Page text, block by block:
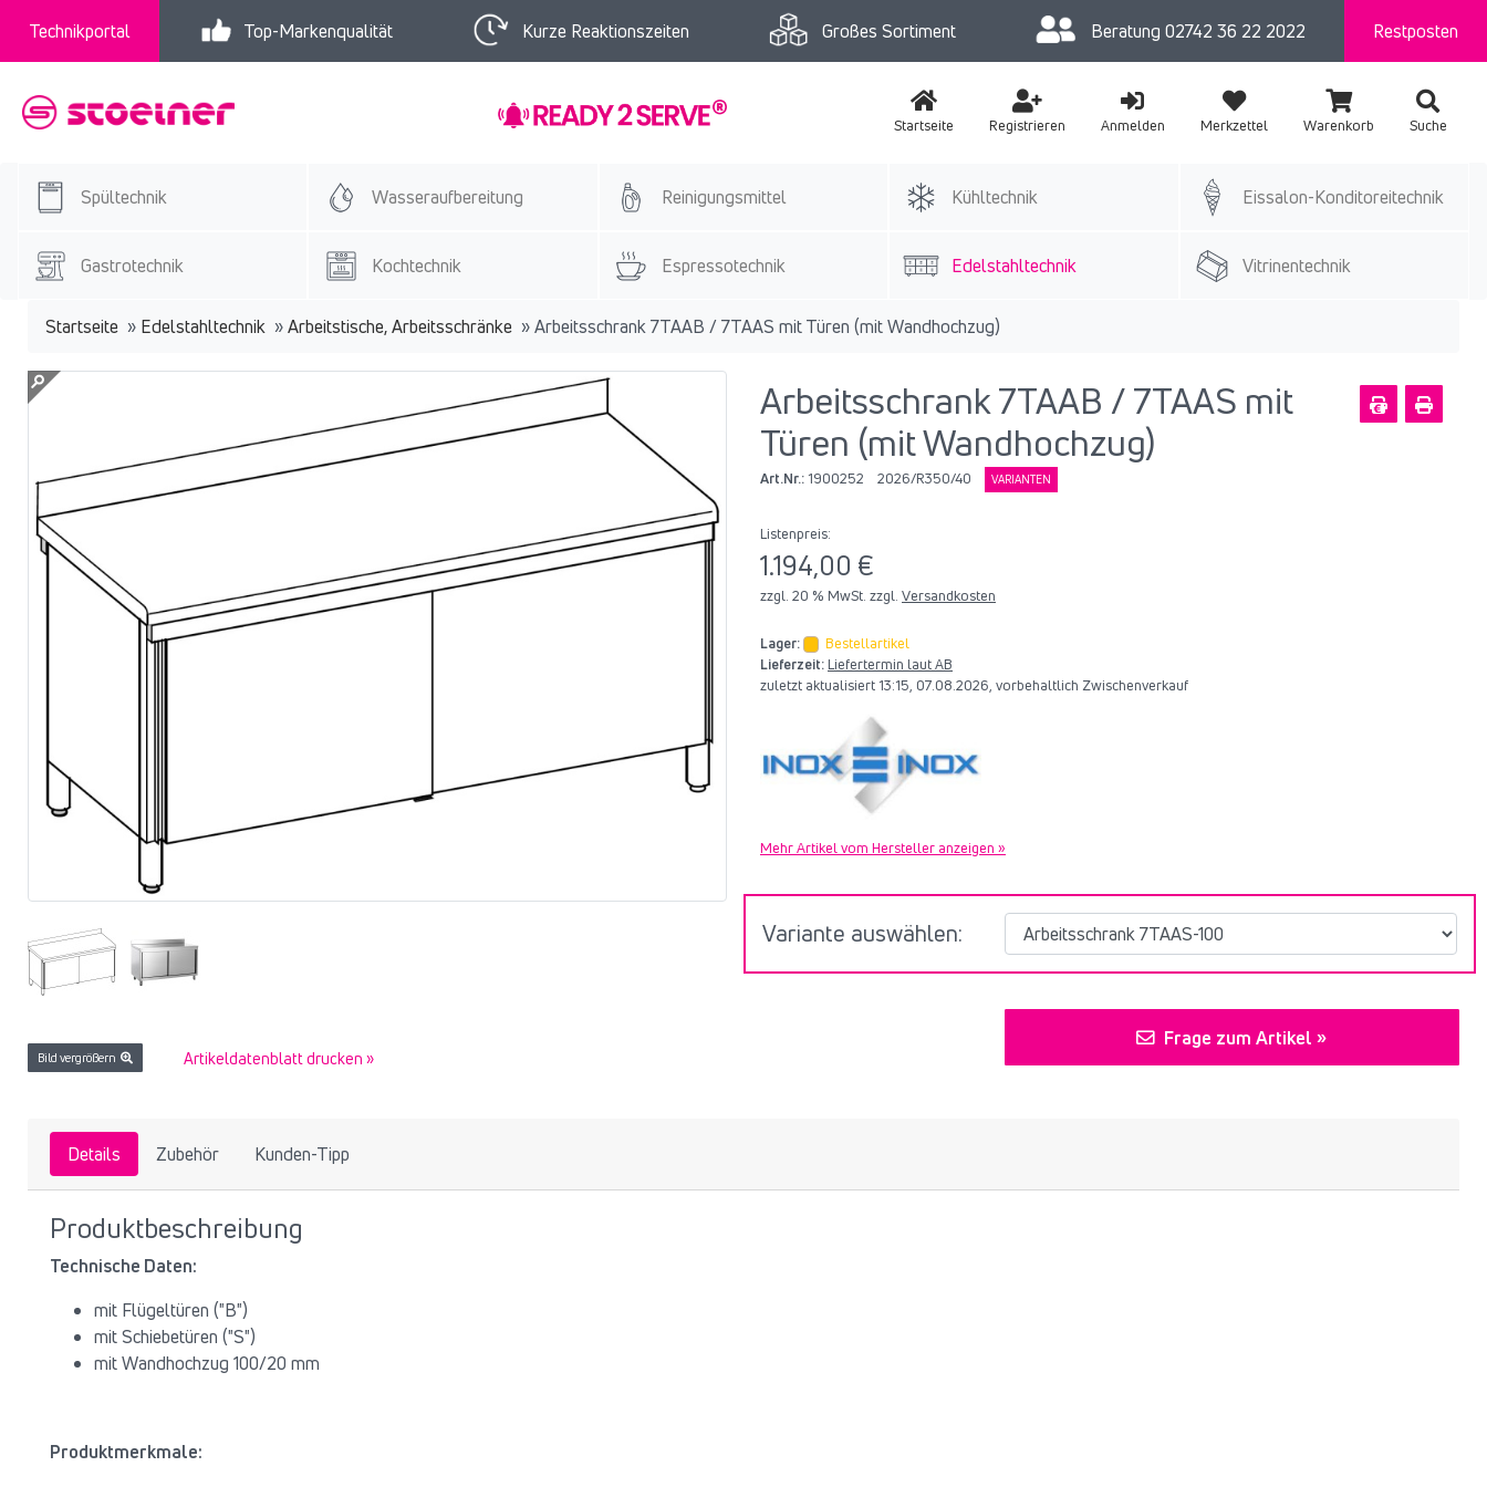
Technikportal Top-Markenqualität Kurze Reaktionszeiten Großes Sortiment Beratung02742 36 22 2022 Restposten
Startseite Registrieren Anmelden Merkzettel Warenkorb Suche
Spültechnik Wasseraufbereitung Reinigungsmittel Kühltechnik Eissalon-Konditoreitechnik
Gastrotechnik Kochtechnik Espressotechnik Edelstahltechnik Vitrinentechnik
Startseite » Edelstahltechnik »Arbeitstische, Arbeitsschränke »Arbeitsschrank 7TAAB / 7TAAS mit Türen (mit Wandhochzug)
Bild vergrößern Artikeldatenblatt drucken »
Arbeitsschrank 7TAAB / 7TAAS mit
Türen (mit Wandhochzug)
Art.Nr.: 1900252 2026/R350/40 VARIANTEN
Listenpreis:
1.194,00 €
zzgl. 20 % MwSt. zzgl. Versandkosten
Lager:
Bestellartikel
Lieferzeit: Liefertermin laut AB
zuletzt aktualisiert 13:15, 07.08.2026, vorbehaltlich Zwischenverkauf
Mehr Artikel vom Hersteller anzeigen »
Variante auswählen:
Frage zum Artikel »
Details Zubehör Kunden-Tipp
Produktbeschreibung
Technische Daten:
mit Flügeltüren ("B")
mit Schiebetüren ("S")
mit Wandhochzug 100/20 mm
Produktmerkmale: